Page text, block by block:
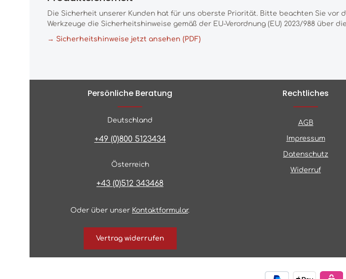
Die Sicherheit unserer Kunden hat für uns oberste Priorität. Bitte beachten Sie vor
Werkzeuge die Sicherheitshinweise gemäß der EU-Verordnung (EU) 2023/988 über
→ Sicherheitshinweise jetzt ansehen (PDF)
Persönliche Beratung
Deutschland
+49 (0)800 5123434
Österreich
+43 (0)512 343468
Oder über unser Kontaktformular.
Vertrag widerrufen
Rechtliches
AGB
Impressum
Datenschutz
Widerruf